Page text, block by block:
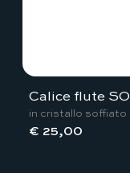
Calice flute
in cristallo soffiato
€ 25,00